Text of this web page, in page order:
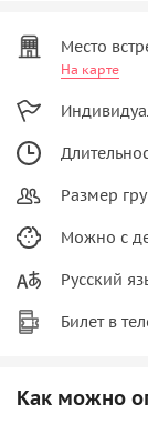
Место
На карте
Размер
Можно с
Русский
Билет в
Как можно